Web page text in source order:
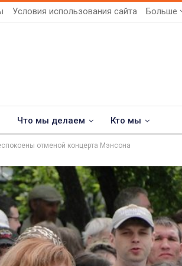
Условия использования сайта Больше
Что мы делаем Кто мы
отменой концерта Мэнсона